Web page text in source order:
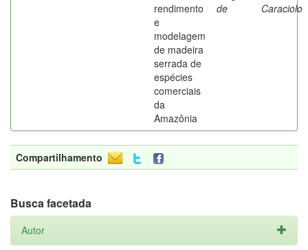
rendimento
e
modelagem
de madeira
serrada de
espécies
comerciais
da
Amazônia
de
Caraciolo
Compartilhamento
Busca facetada
Autor